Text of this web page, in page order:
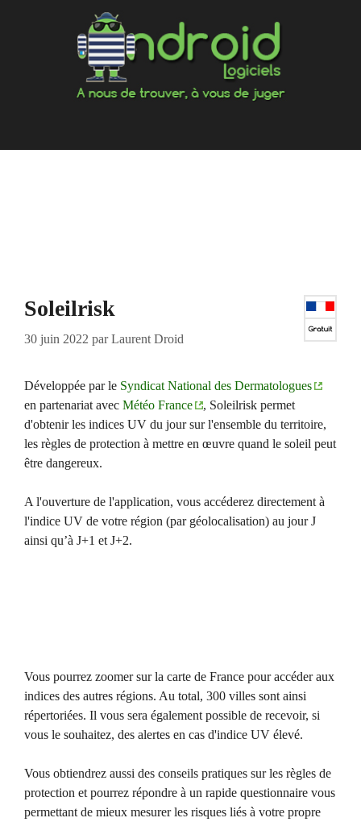
Soleilrisk
30 juin 2022 parLaurent Droid
Développée par le Syndicat National des Dermatologues
en partenariat avec Météo France
, Soleilrisk permet
d'obtenir les indices UV du jour sur l'ensemble du territoire,
les règles de protection à mettre en œuvre quand le soleil peut
être dangereux.
A l'ouverture de l'application, vous accéderez directement à
l'indice UV de votre région (par géolocalisation) au jour J
ainsi qu’à J+1 et J+2.
Vous pourrez zoomer sur la carte de France pour accéder aux
indices des autres régions. Au total, 300 villes sont ainsi
répertoriées. Il vous sera également possible de recevoir, si
vous le souhaitez, des alertes en cas d'indice UV élevé.
Vous obtiendrez aussi des conseils pratiques sur les règles de
protection et pourrez répondre à un rapide questionnaire vous
permettant de mieux mesurer les risques liés à votre propre